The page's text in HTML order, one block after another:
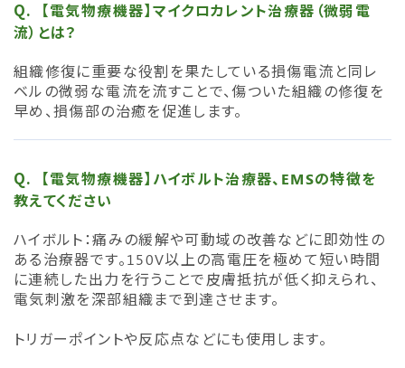
【電気物療機器】マイクロカレント治療器（微弱電
流）とは？
組織修復に重要な役割を果たしている損傷電流と同レ
ベルの微弱な電流を流すことで、傷ついた組織の修復を
早め、損傷部の治癒を促進します。
【電気物療機器】ハイボルト治療器、EMSの特徴を
教えてください
ハイボルト：痛みの緩解や可動域の改善などに即効性の
ある治療器です。150V以上の高電圧を極めて短い時間
に連続した出力を行うことで皮膚抵抗が低く抑えられ、
電気刺激を深部組織まで到達させます。
トリガーポイントや反応点などにも使用します。